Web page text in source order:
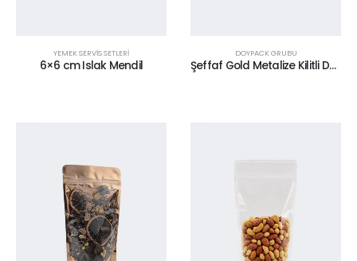
YEMEK SERVİS SETLERİ
6×6 cm Islak Mendil
DOYPACK GRUBU
Şeffaf Gold Metalize Kilitli Doypack 16 x 27 cm